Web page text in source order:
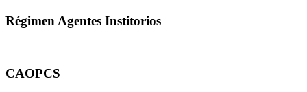
Régimen Agentes Institorios
CAOPCS